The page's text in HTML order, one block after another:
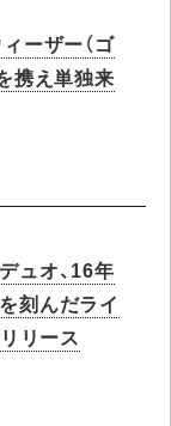
ーザー（ゴ
携え単独来
ュオ、16年
刻んだライ
リース